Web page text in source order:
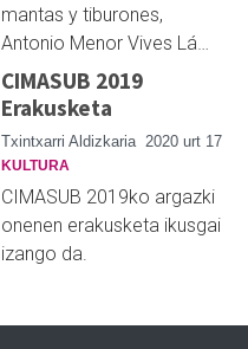
mantas y tiburones,
Antonio Menor Vives Lá…
CIMASUB 2019
Erakusketa
Txintxarri Aldizkaria 2020 urt 17
KULTURA
CIMASUB 2019ko argazki
onenen erakusketa ikusgai
izango da.